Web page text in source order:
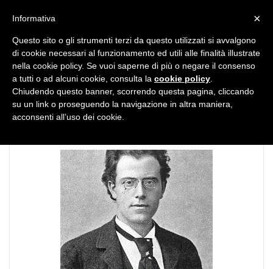
TAG: esperienze emotive
×
Informativa
Questo sito o gli strumenti terzi da questo utilizzati si avvalgono
di cookie necessari al funzionamento ed utili alle finalità illustrate
nella cookie policy. Se vuoi saperne di più o negare il consenso
a tutti o ad alcuni cookie, consulta la cookie policy
Chiudendo questo banner, scorrendo questa pagina, cliccando
su un link o proseguendo la navigazione in altra maniera,
acconsenti all’uso dei cookie.